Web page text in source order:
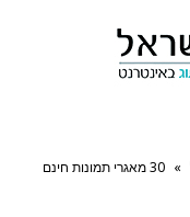
» 30 מאגרי תמונות חינם